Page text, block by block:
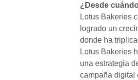
¿Desde
Lotus Bakeries
logrado un
donde ha
Lotus Bakeries
una estrategia
campaña digital